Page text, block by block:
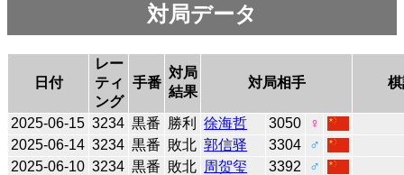
対局データ
日付
レー
ティ
ング
手番
対局
結果
対局相手
2025-06-15 3234 黒番 勝利 徐海哲 3050
♀
2025-06-14 3234 黒番 敗北 郭信驿 3304
♂
2025-06-10 3234 黒番 敗北 周贺玺 3392
♂